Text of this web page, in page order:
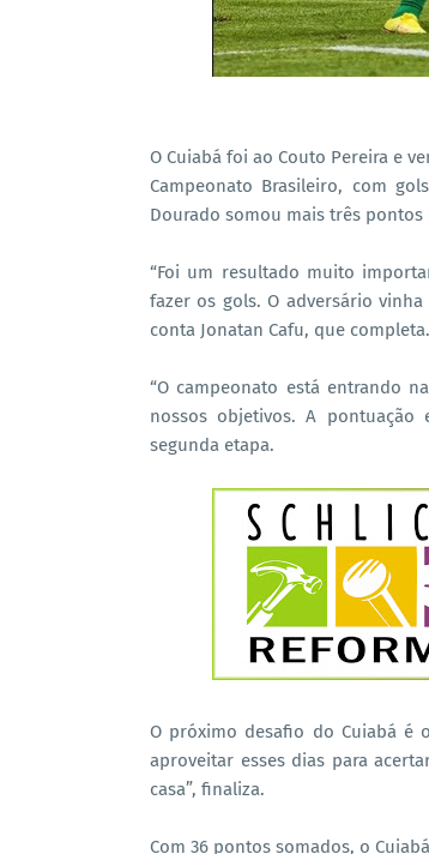
O Cuiabá foi ao Couto Pereira e
Campeonato Brasileiro, com
Dourado somou mais três
“Foi um resultado muito
fazer os gols. O adversário
conta Jonatan Cafu, que completa.
“O campeonato está entrando
nossos objetivos. A
segunda etapa.
O próximo desafio do Cuiabá é
aproveitar esses dias para
casa”, finaliza.
Com 36 pontos somados, o